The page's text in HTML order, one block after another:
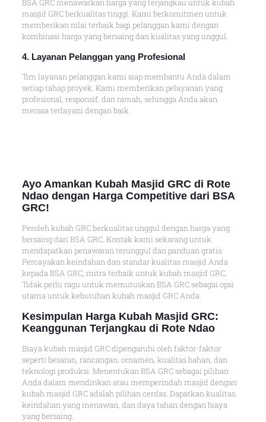
BSA GRC menawarkan harga yang terjangkau untuk kubah
masjid GRC berkualitas tinggi. Kami berkomitmen untuk
memberikan nilai terbaik bagi pelanggan kami dengan
kombinasi harga yang bersaing dan kualitas yang unggul.
4. Layanan Pelanggan yang Profesional
Tim layanan pelanggan kami siap membantu Anda dalam
setiap tahap proyek. Kami memberikan pelayanan yang
profesional, responsif, dan ramah, sehingga Anda akan
merasa terlayani dengan baik.
Ayo Amankan Kubah Masjid GRC di Rote
Ndao dengan Harga Competitive dari BSA
GRC!
Peroleh kubah GRC berkualitas unggul dengan harga yang
bersaing dari BSA GRC. Kontak kami sekarang untuk
mendapatkan penawaran terunggul dan panduan gratis.
Percayakan keindahan dan standar kualitas masjid Anda
kepada BSA GRC, mitra terbaik untuk kubah masjid GRC.
Tidak perlu ragu untuk memutuskan BSA GRC sebagai opsi
utama untuk kebutuhan kubah masjid GRC Anda.
Kesimpulan Harga Kubah Masjid GRC:
Keanggunan Terjangkau di Rote Ndao
Biaya kubah masjid GRC dipengaruhi oleh faktor-faktor
seperti besaran, rancangan, ornamen, kualitas bahan, dan
teknologi produksi. Menentukan BSA GRC sebagai pilihan
Anda dalam mendirikan atau memperindah masjid dengan
kubah masjid GRC adalah pilihan cerdas. Dapatkan kualitas,
keindahan yang menawan, dan daya tahan dengan biaya
yang bersaing.